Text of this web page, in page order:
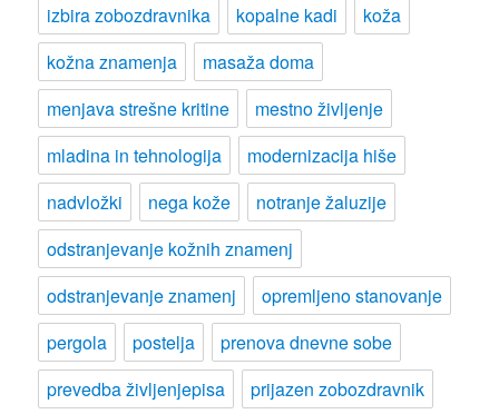
izbira zobozdravnika
kopalne kadi
koža
kožna znamenja
masaža doma
menjava strešne kritine
mestno življenje
mladina in tehnologija
modernizacija hiše
nadvložki
nega kože
notranje žaluzije
odstranjevanje kožnih znamenj
odstranjevanje znamenj
opremljeno stanovanje
pergola
postelja
prenova dnevne sobe
prevedba življenjepisa
prijazen zobozdravnik